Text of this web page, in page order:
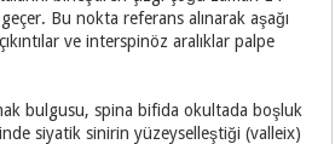
Bu nokta referans alınarak aşağı
ve interspinöz aralıklar palpe
bulgusu, spina bifida okultada boşluk
siyatik sinirin yüzeyselleştiği (valleix)